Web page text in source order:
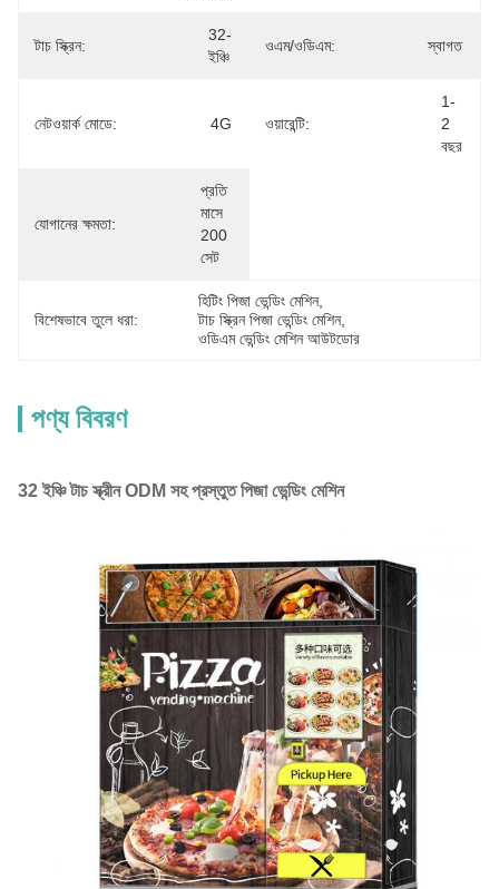
টাচ স্ক্রিন:
32-
ইঞ্চি
ওএম/ওডিএম: স্বাগত
নেটওয়ার্ক মোডে: 4G ওয়ারেন্টি:
1-
2
বছর
যোগানের ক্ষমতা:
প্রতি
মাসে
200
সেট
বিশেষভাবে তুলে ধরা:
হিটিং পিজা ভেন্ডিং মেশিন,
টাচ স্ক্রিন পিজা ভেন্ডিং মেশিন,
ওডিএম ভেন্ডিং মেশিন আউটডোর
পণ্য বিবরণ
32 ইঞ্চি টাচ স্ক্রীন ODM সহ প্রস্তুত পিজা ভেন্ডিং মেশিন